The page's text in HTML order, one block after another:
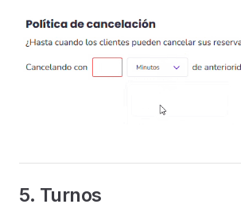
5. Turnos